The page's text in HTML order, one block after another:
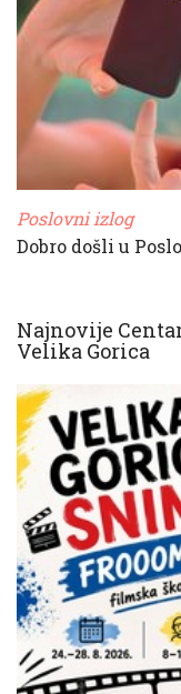
Poslovni izlog
Dobro došli u
Najnovije
Velika Gorica